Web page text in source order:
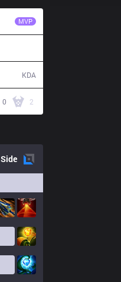
MVP
KDA
0 2
Side